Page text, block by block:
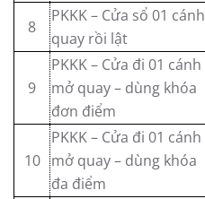
8
PKKK – Cửa sổ 01 cánh
quay rồi lật
9
PKKK – Cửa đi 01 cánh
mở quay – dùng khóa
đơn điểm
10
PKKK – Cửa đi 01 cánh
mở quay – dùng khóa
đa điểm